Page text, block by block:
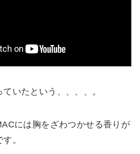
いたという、、、、。
には胸をざわつかせる香りが
。